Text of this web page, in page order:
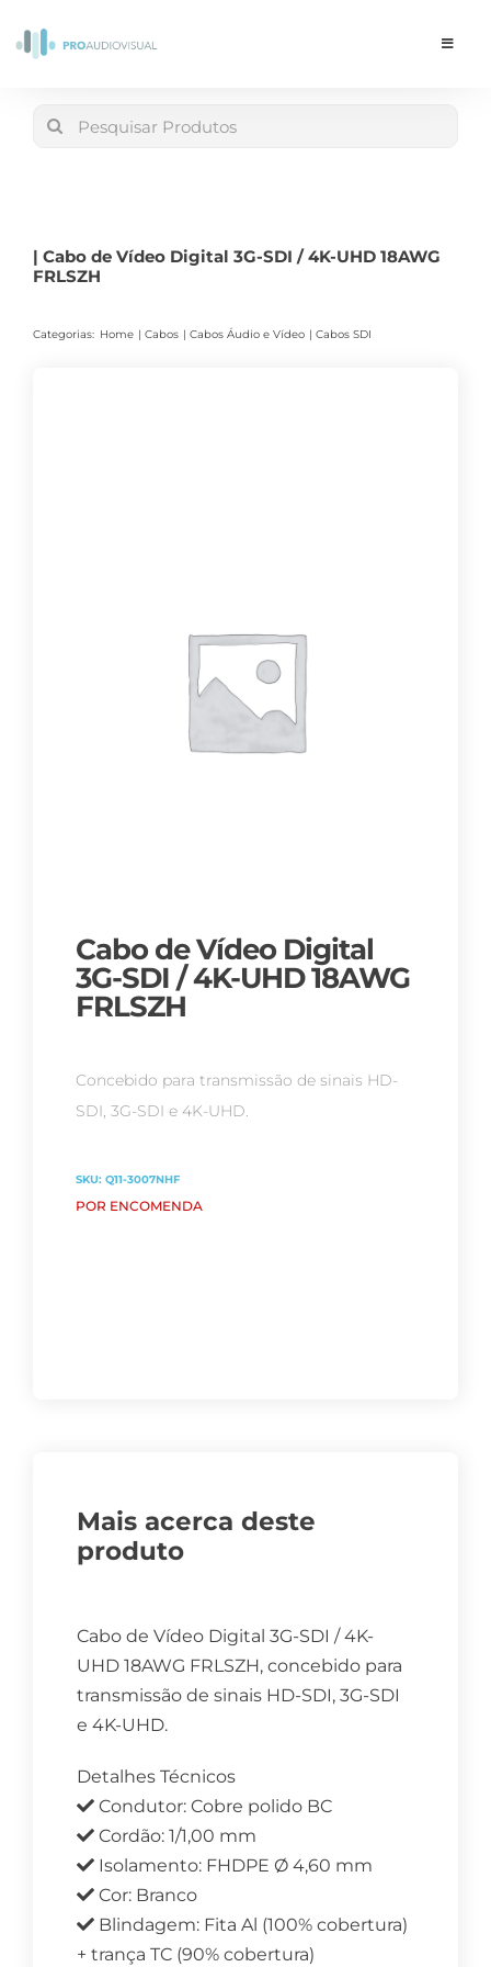
Toggle
Search
| Cabo de Vídeo Digital 3G-SDI / 4K-UHD 18AWG
FRLSZH
Categorias: Home Cabos Cabos Áudio e Vídeo Cabos SDI
Cabo de Vídeo Digital
3G-SDI / 4K-UHD 18AWG
FRLSZH
Concebido para transmissão de sinais HD-
SDI, 3G-SDI e 4K-UHD.
SKU: Q11-3007NHF
POR ENCOMENDA
Mais acerca deste
produto
Cabo de Vídeo Digital 3G-SDI / 4K-
UHD 18AWG FRLSZH, concebido para
transmissão de sinais HD-SDI, 3G-SDI
e 4K-UHD.
Detalhes Técnicos
Condutor: Cobre polido BC
Cordão: 1/1,00 mm
Isolamento: FHDPE Ø 4,60 mm
Cor: Branco
Blindagem: Fita Al (100% cobertura)
+ trança TC (90% cobertura)